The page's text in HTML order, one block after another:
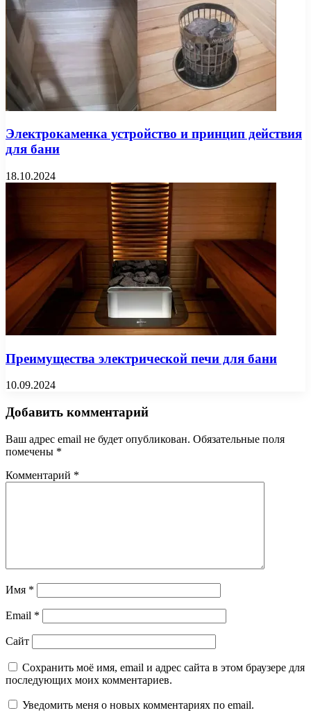
Электрокаменка устройство и принцип действия
для бани
18.10.2024
Преимущества электрической печи для бани
10.09.2024
Добавить комментарий
Ваш адрес email не будет опубликован. Обязательные поля
помечены *
Комментарий *
Имя *
Email *
Сайт
Сохранить моё имя, email и адрес сайта в этом браузере для
последующих моих комментариев.
Уведомить меня о новых комментариях по email.